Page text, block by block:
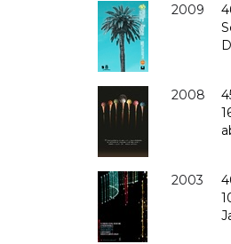
2009
2008
2003